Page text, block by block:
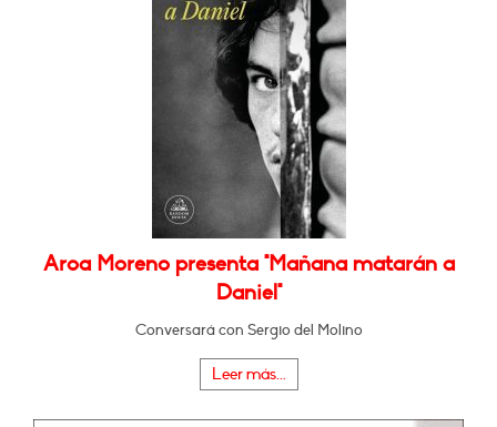
Aroa Moreno presenta "Mañana matarán a
Daniel"
Conversará con Sergio del Molino
Leer más...